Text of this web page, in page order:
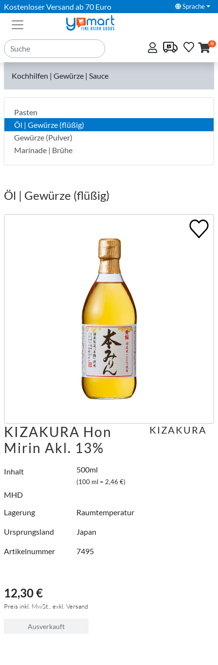
Kostenloser Versand ab 70 Euro Sprache
0
Kochhilfen | Gewürze | Sauce
Pasten
Öl | Gewürze (flüßig)
Gewürze (Pulver)
Marinade | Brühe
Öl | Gewürze (flüßig)
KIZAKURA Hon
Mirin Akl. 13%
Inhalt 500ml
(100 ml = 2,46 €)
MHD
Lagerung
Raumtemperatur
Ursprungsland Japan
Artikelnummer 7495
KIZAKURA
12,30 €
Preis inkl. MwSt., exkl. Versand
Ausverkauft